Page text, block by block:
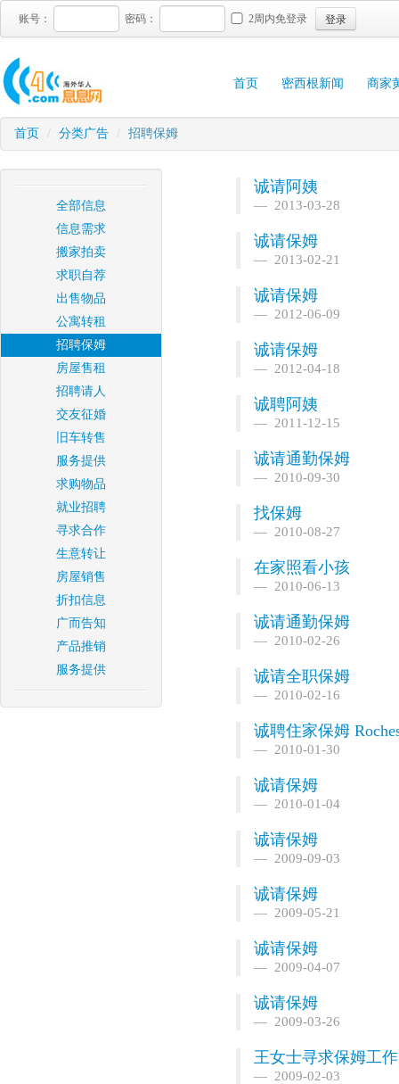
账号： 密码： 2周内免登录 登录
首页 密西根新闻 商家
首页 / 分类广告 / 招聘保姆
全部信息
信息需求
搬家拍卖
求职自荐
出售物品
公寓转租
招聘保姆
房屋售租
招聘请人
交友征婚
旧车转售
服务提供
求购物品
就业招聘
寻求合作
生意转让
房屋销售
折扣信息
广而告知
产品推销
服务提供
诚请阿姨
2013-03-28
诚请保姆
2013-02-21
诚请保姆
2012-06-09
诚请保姆
2012-04-18
诚聘阿姨
2011-12-15
诚请通勤保姆
2010-09-30
找保姆
2010-08-27
在家照看小孩
2010-06-13
诚请通勤保姆
2010-02-26
诚请全职保姆
2010-02-16
诚聘住家保姆
2010-01-30
诚请保姆
2010-01-04
诚请保姆
2009-09-03
诚请保姆
2009-05-21
诚请保姆
2009-04-07
诚请保姆
2009-03-26
王女士寻求保姆工作
2009-02-03